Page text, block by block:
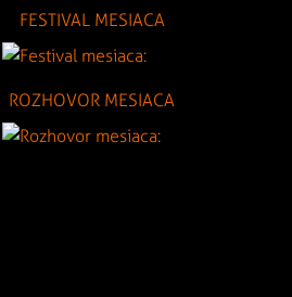
FESTIVAL MESIACA
ROZHOVOR MESIACA